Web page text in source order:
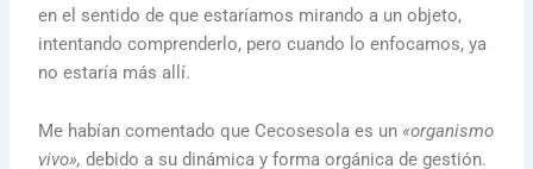
en el sentido de que estaríamos mirando a un objeto,
intentando comprenderlo, pero cuando lo enfocamos, ya
no estaría más allí.
Me habían comentado que Cecosesola es un «organismo
vivo», debido a su dinámica y forma orgánica de gestión.